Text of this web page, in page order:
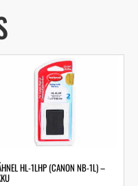
HL-1LHP (CANON NB-1L) –